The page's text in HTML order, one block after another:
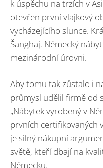
k úspěchu na trzích v
otevřen první vlajkový
vycházejícího slunce.
Šanghaj. Německý
mezinárodní úrovni.
Aby tomu tak zůstalo i
průmysl udělil firmě od
„Nábytek vyrobený v
prvních certifikovaných
je silný nákupní
světě, kteří dbají na
Německu.